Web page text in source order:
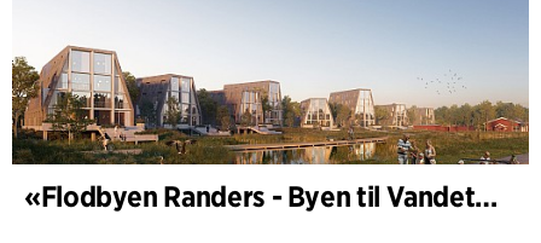
«Flodbyen Randers - Byen til Vandet» (utviklingsplan)